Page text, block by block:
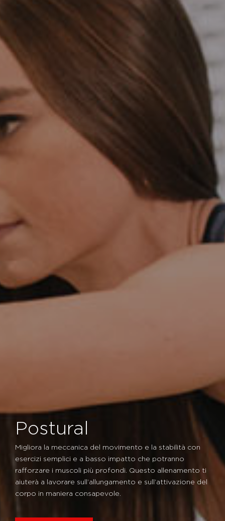
Postural
Migliora la meccanica del movimento e la stabilità con
esercizi semplici e a basso impatto che potranno
rafforzare i muscoli più profondi. Questo allenamento ti
aiuterà a lavorare sull’allungamento e sull’attivazione del
corpo in maniera consapevole.